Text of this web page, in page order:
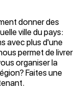
donner des
ville du pays:
avec plus d'une
permet de livrer
organiser la
Faites une